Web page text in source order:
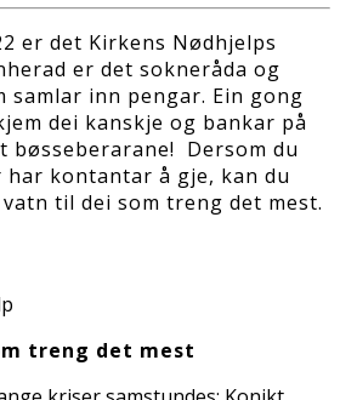
er det Kirkens Nødhjelps
er det sokneråda og
samlar inn pengar. Ein gong
dei kanskje og bankar på
bøsseberarane! Dersom du
kontantar å gje, kan du
til dei som treng det mest.
treng det mest